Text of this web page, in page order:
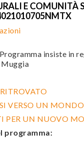
E COMUNITÀ
insiste in
VERSO UN
PER UN NUOVO
programma: